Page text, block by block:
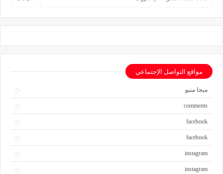
مواقع التواصل الإجتماعي
ميجا منيو
comments
facebook
facebook
instagram
instagram